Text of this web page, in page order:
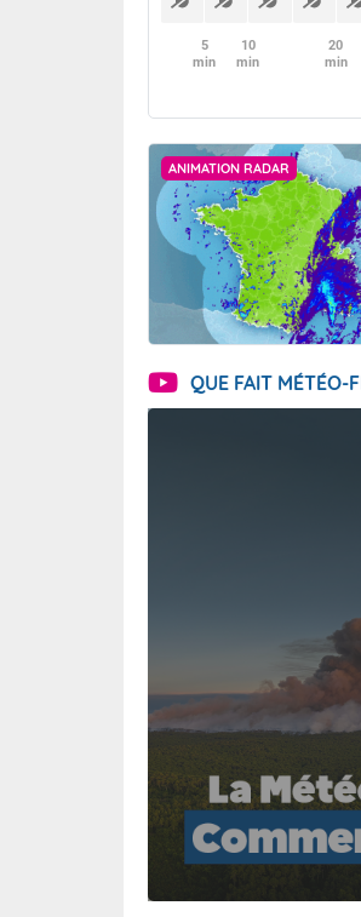
5
min
10
min
20
min
ANIMATION RADAR
QUE FAIT MÉTÉO-